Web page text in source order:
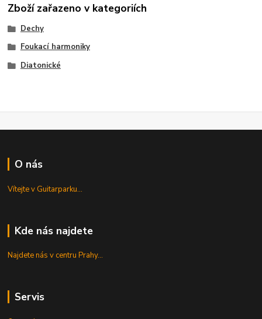
Zboží zařazeno v kategoriích
Dechy
Foukací harmoniky
Diatonické
O nás
Vítejte v Guitarparku...
Kde nás najdete
Najdete nás v centru Prahy...
Servis